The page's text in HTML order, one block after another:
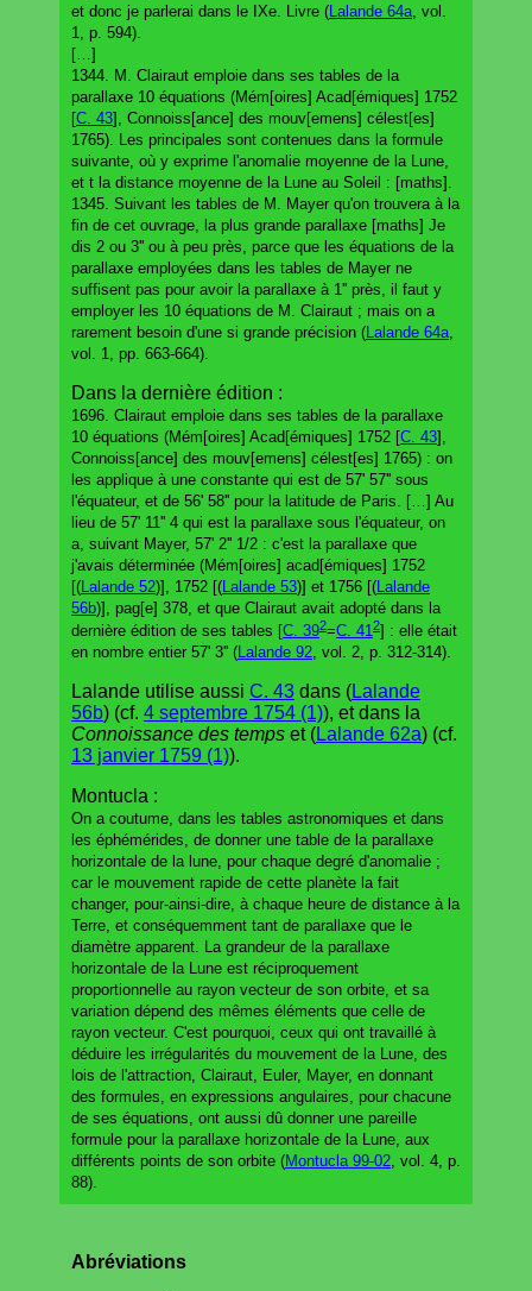
et donc je parlerai dans le IXe. Livre ( Lalande 64a , vol.
1, p. 594).
[…]
1344. M. Clairaut emploie dans ses tables de la
parallaxe 10 équations (Mém[oires] Acad[émiques] 1752
[C. 43], Connoiss[ance] des mouv[emens] célest[es]
1765). Les principales sont contenues dans la formule
suivante, où y exprime l'anomalie moyenne de la Lune,
et t la distance moyenne de la Lune au Soleil : [maths].
1345. Suivant les tables de M. Mayer qu'on trouvera à la
fin de cet ouvrage, la plus grande parallaxe [maths] Je
dis 2 ou 3'' ou à peu près, parce que les équations de la
parallaxe employées dans les tables de Mayer ne
suffisent pas pour avoir la parallaxe à 1'' près, il faut y
employer les 10 équations de M. Clairaut ; mais on a
rarement besoin d'une si grande précision ( Lalande 64a
vol. 1, pp. 663-664).
Dans la dernière édition :
1696. Clairaut emploie dans ses tables de la parallaxe
10 équations (Mém[oires] Acad[émiques] 1752 [C. 43],
Connoiss[ance] des mouv[emens] célest[es] 1765) : on
les applique à une constante qui est de 57' 57'' sous
l'équateur, et de 56' 58'' pour la latitude de Paris. […] Au
lieu de 57' 11'' 4 qui est la parallaxe sous l'équateur, on
a, suivant Mayer, 57' 2'' 1/2 : c'est la parallaxe que
j'avais déterminée (Mém[oires] acad[émiques] 1752
[( Lalande 52)], 1752 [( Lalande 53)] et 1756 [( Lalande
56b)], pag[e] 378, et que Clairaut avait adopté dans la
dernière édition de ses tables [C. 392=C. 412] : elle était
en nombre entier 57' 3'' (Lalande 92, vol. 2, p. 312-314).
Lalande utilise aussi C. 43 dans (Lalande
56b) (cf. 4 septembre 1754 (1)), et dans la
Connoissance des temps et (Lalande 62a) (cf.
13 janvier 1759 (1)).
Montucla :
On a coutume, dans les tables astronomiques et dans
les éphémérides, de donner une table de la parallaxe
horizontale de la lune, pour chaque degré d'anomalie ;
car le mouvement rapide de cette planète la fait
changer, pour-ainsi-dire, à chaque heure de distance à la
Terre, et conséquemment tant de parallaxe que le
diamètre apparent. La grandeur de la parallaxe
horizontale de la Lune est réciproquement
proportionnelle au rayon vecteur de son orbite, et sa
variation dépend des mêmes éléments que celle de
rayon vecteur. C'est pourquoi, ceux qui ont travaillé à
déduire les irrégularités du mouvement de la Lune, des
lois de l'attraction, Clairaut, Euler, Mayer, en donnant
des formules, en expressions angulaires, pour chacune
de ses équations, ont aussi dû donner une pareille
formule pour la parallaxe horizontale de la Lune, aux
différents points de son orbite (Montucla 99-02, vol. 4, p.
88).
Abréviations